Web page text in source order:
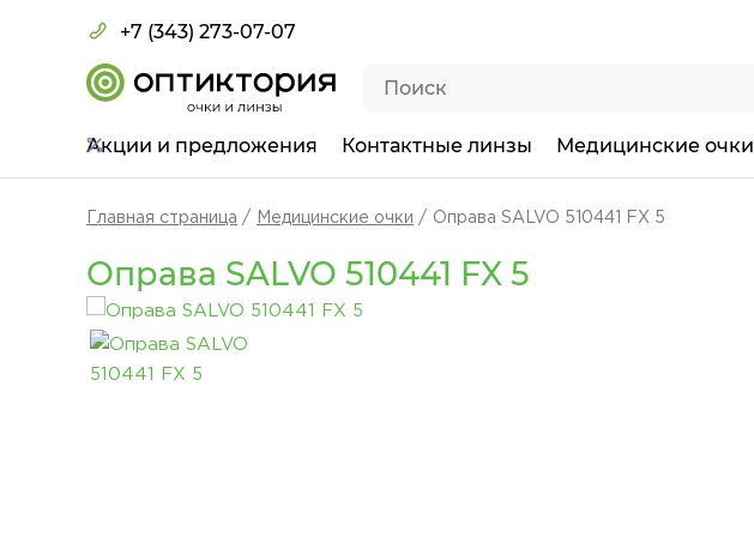
+7 (343) 273-07-07
Акции и предложения Контактные линзы Медицинские очки
Главная страница Медицинские очки Оправа SALVO 510441 FX 5
Оправа SALVO 510441 FX 5